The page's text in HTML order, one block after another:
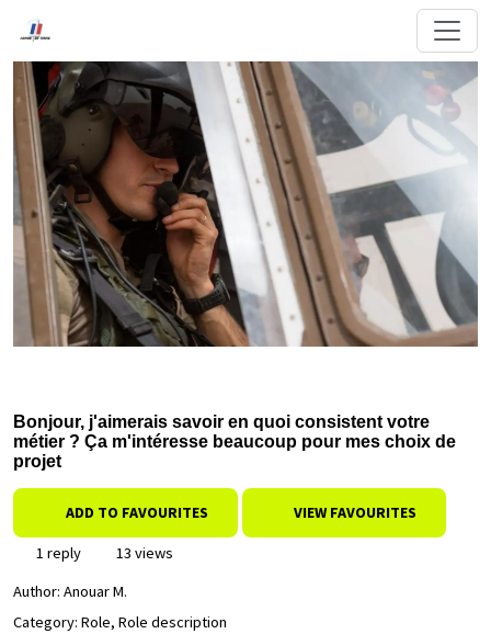
Bonjour, j'aimerais savoir en quoi consistent votre
métier ? Ça m'intéresse beaucoup pour mes choix de
projet
ADD TO FAVOURITES VIEW FAVOURITES
1 reply
13 views
Author: Anouar M.
Category: Role, Role description